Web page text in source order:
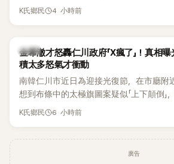
組表演者時突然集體卡關，現場一度陷入
K氏鄉民 4 小時前
韓星
金希澈才怒轟仁川政府「X瘋了」！真相
積太多怒氣才衝動
南韓仁川市近日為迎接光復節，在市廳附
想到布條中的太極旗圖案疑似「上下顛倒」
至連Super Junior成員金希澈都忍不住留
K氏鄉民 6 小時前
廣告